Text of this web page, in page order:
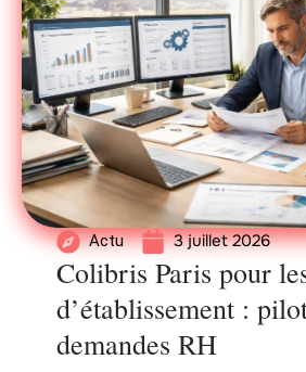
Actu 3 juillet 2026
Colibris Paris pour
d’établissement :
demandes RH